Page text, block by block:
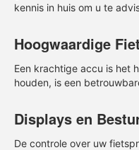
Prijs incl BTW
Bosch Motor
(BDU450CX) (BES2)
Op voorraad, 10+ direct
kennis in huis om u te
Hoogwaardige
Een krachtige accu is het
houden, is een
Displays en
De controle over uw